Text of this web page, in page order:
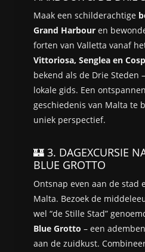
Maak een schilderachtige
Grand Harbour en
forten van Valletta vanaf
Vittoriosa, Senglea en
bekend als de Drie
lokale gids. Een
geschiedenis van Malta te
uniek perspectief.
🏰 3. DAGEXCURSIE
BLUE GROTTO
Ontsnap even aan de stad
Malta. Bezoek de
wel “de Stille Stad”
Blue Grotto – een
aan de zuidkust.